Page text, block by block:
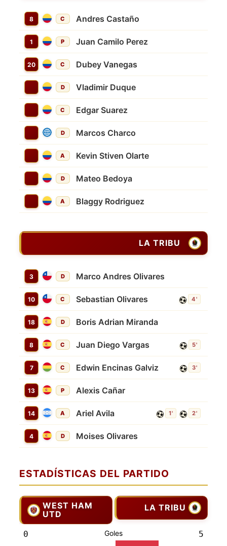
8 C Andres Castaño
1 P Juan Camilo Perez
20 C Dubey Vanegas
D Vladimir Duque
C Edgar Suarez
D Marcos Charco
A Kevin Stiven Olarte
D Mateo Bedoya
A Blaggy Rodriguez
LA TRIBU
3 D Marco Andres Olivares
10 C Sebastian Olivares 4'
18 D Boris Adrian Miranda
8 C Juan Diego Vargas 5'
7 C Edwin Encinas Galviz 3'
13 P Alexis Cañar
14 A Ariel Avila 1' 2'
4 D Moises Olivares
ESTADÍSTICAS DEL PARTIDO
WEST HAM
UTD
LA TRIBU
0 Goles 5